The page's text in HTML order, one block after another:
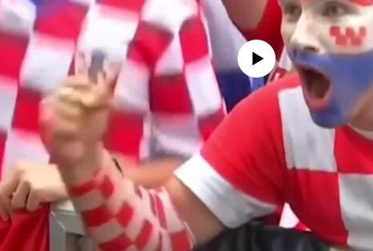
No media source currently available